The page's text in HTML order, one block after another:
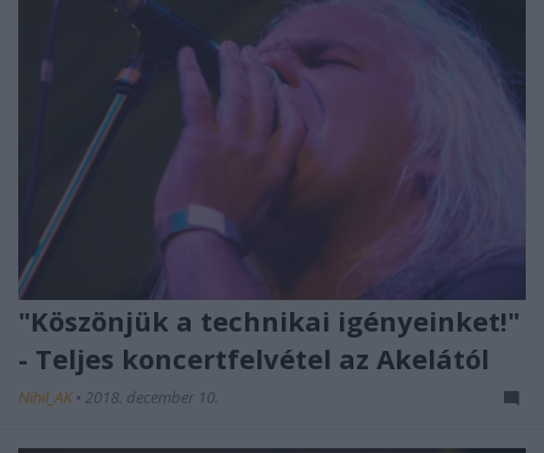
"Köszönjük a technikai igényeinket!"
- Teljes koncertfelvétel az Akelától
Nihil_AK • 2018. december 10.